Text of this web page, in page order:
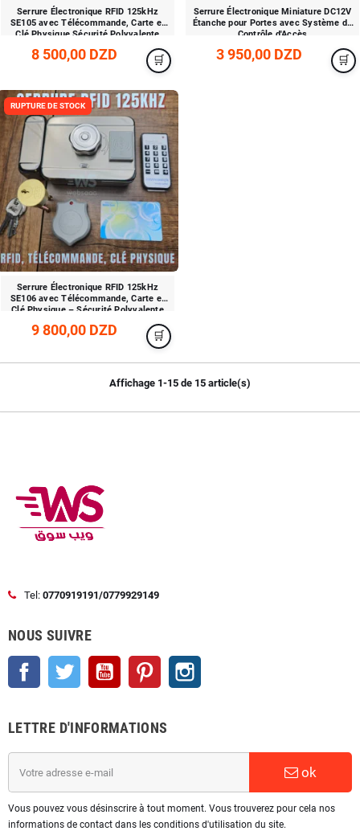
Serrure Électronique RFID 125kHz
SE105 avec Télécommande, Carte et
Clé Physique Sécurité Polyvalente
8 500,00 DZD
Serrure Électronique Miniature DC12V
Étanche pour Portes avec Système de
Contrôle d'Accès
3 950,00 DZD
RUPTURE DE STOCK
Serrure Électronique RFID 125kHz
SE106 avec Télécommande, Carte et
Clé Physique – Sécurité Polyvalente
9 800,00 DZD
Affichage 1-15 de 15 article(s)
Tel: 0770919191/0779929149
NOUS SUIVRE
Facebook Twitter YouTube Pinterest
LETTRE D'INFORMATIONS
ok
Vous pouvez vous désinscrire à tout moment. Vous trouverez pour cela nos
informations de contact dans les conditions d'utilisation du site.